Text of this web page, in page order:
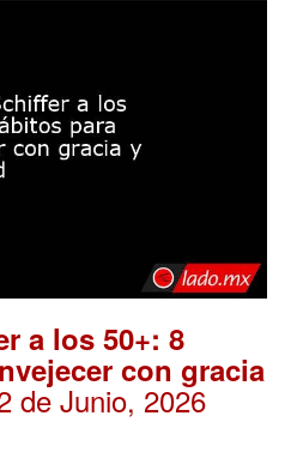
a los 50+: 8
con gracia
de Junio, 2026